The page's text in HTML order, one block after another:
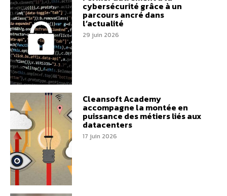
cybersécurité grâce à un
parcours ancré dans
l’actualité
29 juin 2026
Cleansoft Academy
accompagne la montée en
puissance des métiers liés aux
datacenters
17 juin 2026